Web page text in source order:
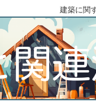
建築に関